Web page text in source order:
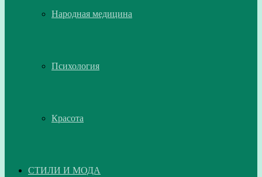
Народная медицина
Психология
Красота
СТИЛИ И МОДА